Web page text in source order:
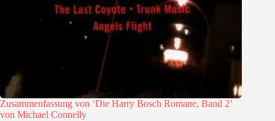
Zusammenfassung von ‘Die Harry Bosch Romane, Band 2’
von Michael Connelly